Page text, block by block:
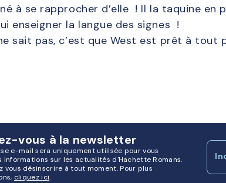
à se rapprocher d’elle ! Il la taquine
enseigner la langue des signes !
sait pas, c’est que West est prêt à tout
vous à la newsletter
e-mail sera uniquement utilisée pour vous
informations sur les actualités d'Hachette Romans.
vous désinscrire à tout moment. Pour plus
cliquez ici.